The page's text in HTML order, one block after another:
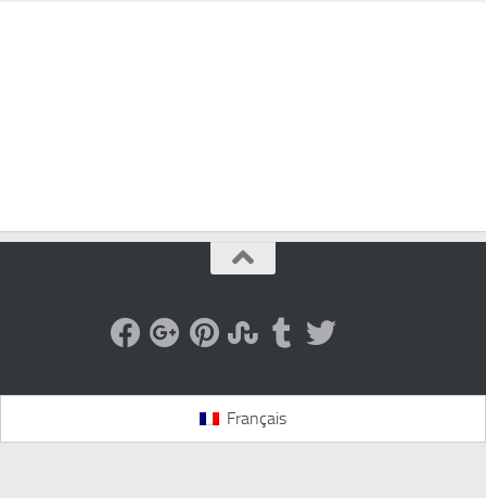
Français